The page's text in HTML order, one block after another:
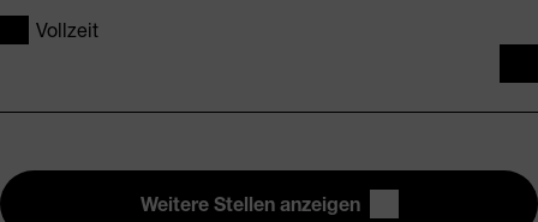
Vollzeit
Weitere Stellen anzeigen